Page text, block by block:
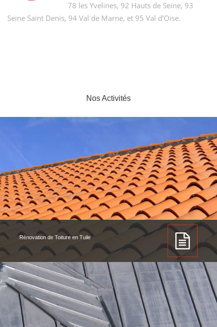
78 les Yvelines, 92 Hauts de Seine, 93
Seine Saint Denis, 94 Val de Marne, et 95 Val d’Oise.
Nos Activités
Rénovation de Toiture en Tuile